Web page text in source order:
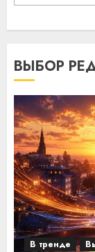
ВЫБОР
В тренде